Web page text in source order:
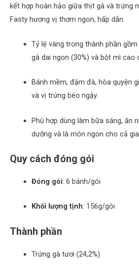
kết hợp hoàn hảo giữa thịt gà và trứng
Fasty hương vị thơm ngon, hấp dẫn.
Tỷ lệ vàng trong thành phần
gà dai ngon (30%) và bột mì cao
Bánh mềm, đậm đà, hòa quyện
và vị trứng béo ngậy.
Phù hợp dùng làm bữa sáng, ăn
dưỡng và là món ngon cho cả gia
Quy cách đóng gói
Đóng gói: 6 bánh/gói
Khối lượng tịnh: 156g/gói
Thành phần
Trứng gà tươi (24,2%)